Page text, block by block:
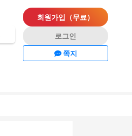
회원가입（무료）
로그인
쪽지